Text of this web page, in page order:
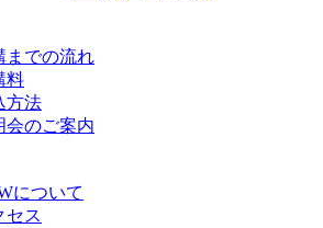
までの流れ
料
方法
会のご案内
について
セス